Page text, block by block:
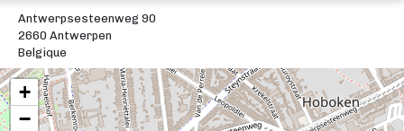
Antwerpsesteenweg 90
2660 Antwerpen
Belgique
+
−